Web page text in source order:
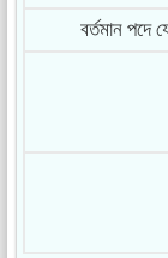
বর্তমান পদে